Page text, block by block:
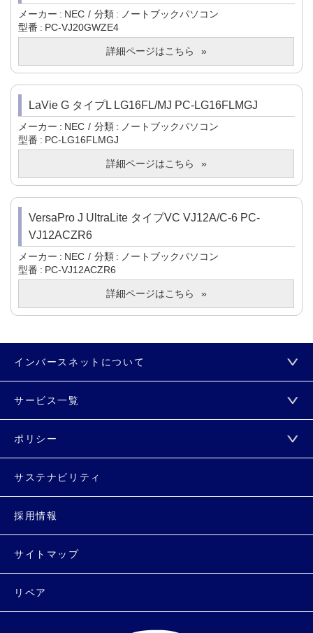
メーカー NEC 分類
ノートブックパソコン
型番
PC-VJ20GWZE4
詳細ページはこちら
LaVie G タイプL LG16FL/MJ PC-LG16FLMGJ
メーカー NEC 分類
ノートブックパソコン
型番
PC-LG16FLMGJ
詳細ページはこちら
VersaPro J UltraLite タイプVC VJ12A/C-6 PC-
VJ12ACZR6
メーカー NEC 分類
ノートブックパソコン
型番
PC-VJ12ACZR6
詳細ページはこちら
インバースネットについて
サービス一覧
ポリシー
サステナビリティ
採用情報
サイトマップ
リペア